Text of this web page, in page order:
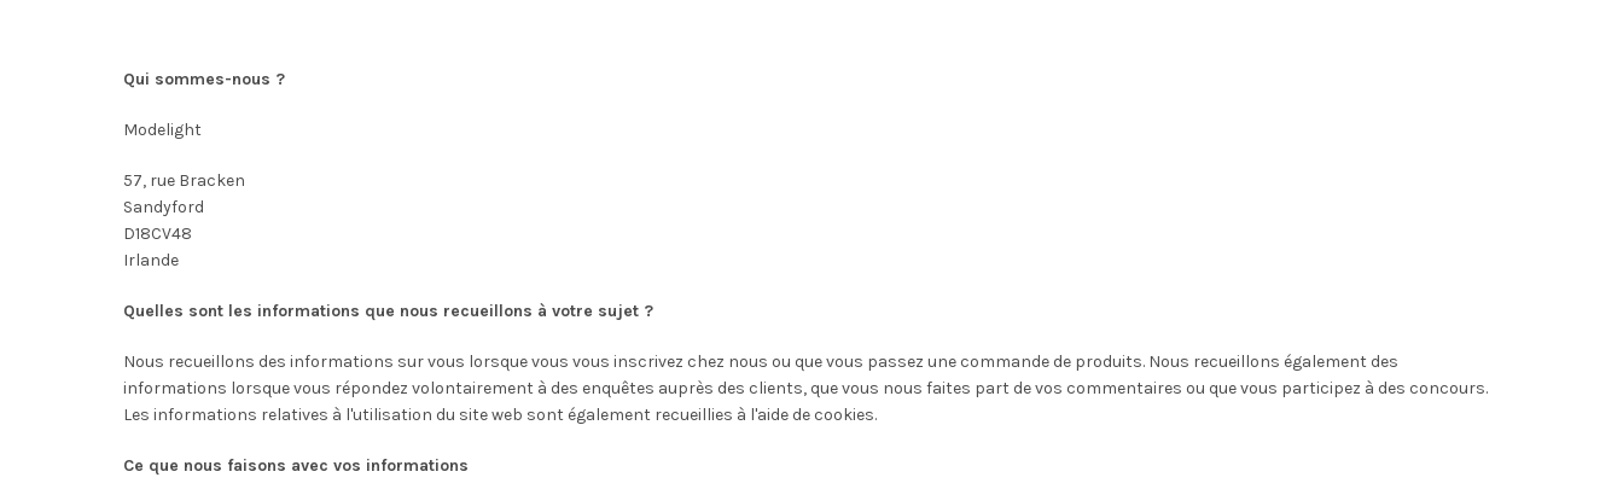
Qui sommes-nous ?
Modelight
57, rue Bracken
Sandyford
D18CV48
Irlande
Quelles sont les informations que nous recueillons à votre sujet ?
Nous recueillons des informations sur vous lorsque vous vous inscrivez chez nous ou que vous passez une commande de produits. Nous recueillons également des
informations lorsque vous répondez volontairement à des enquêtes auprès des clients, que vous nous faites part de vos commentaires ou que vous participez à des concours.
Les informations relatives à l'utilisation du site web sont également recueillies à l'aide de cookies.
Ce que nous faisons avec vos informations